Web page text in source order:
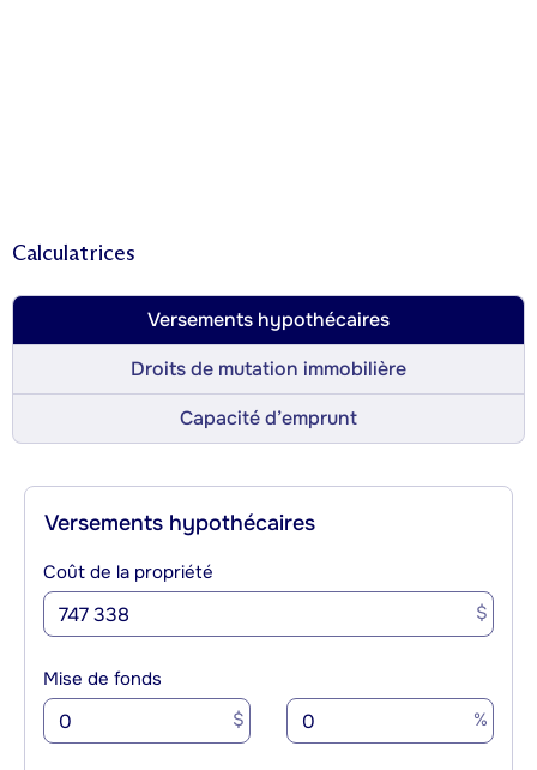
Calculatrices
Versements hypothécaires
Droits de mutation immobilière
Capacité d’emprunt
Versements hypothécaires
Coût de la propriété
$
Mise de fonds
$ %